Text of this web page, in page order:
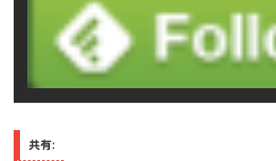
共有: